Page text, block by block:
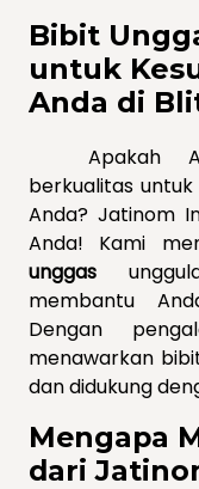
Bibit
untuk
Anda di
Apakah
berkualitas
Anda? Jatinom
Anda! Kami
unggas
membantu
Dengan
menawarkan
dan didukung
Mengapa
dari